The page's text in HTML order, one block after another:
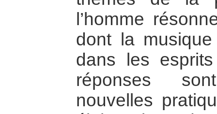
l’homme
dont la
dans les
réponses
nouvelles